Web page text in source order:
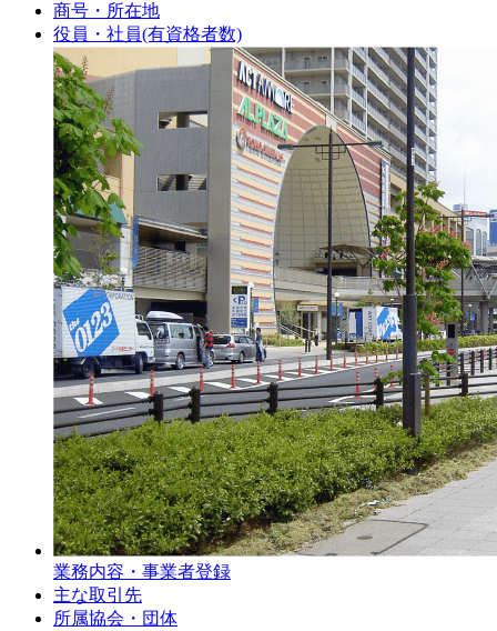
商号・所在地
役員・社員(有資格者数)
業務内容・事業者登録
主な取引先
所属協会・団体